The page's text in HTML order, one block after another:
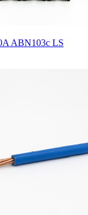
ABN103c LS